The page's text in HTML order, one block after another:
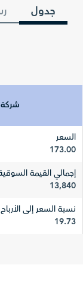
جدول
السعر
173.00
إجمالي القيمة
13,840
نسبة السعر إلى الأرباح
19.73